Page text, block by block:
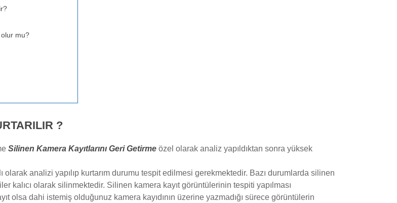
olur mu?
?
Silinen Kamera Kayıtlarını Geri Getirme özel olarak analiz yapıldıktan sonra yüksek
analizi yapılıp kurtarım durumu tespit edilmesi gerekmektedir. Bazı durumlarda silinen
kalıcı olarak silinmektedir. Silinen kamera kayıt görüntülerinin tespiti yapılması
olsa dahi istemiş olduğunuz kamera kayıdının üzerine yazmadığı sürece görüntülerin